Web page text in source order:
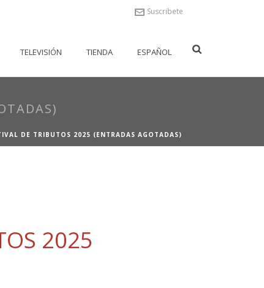
Suscribete
TELEVISIÓN TIENDA ESPAÑOL
DE TRIBUTOS 2025 (ENTRADAS AGOTADAS)
2025